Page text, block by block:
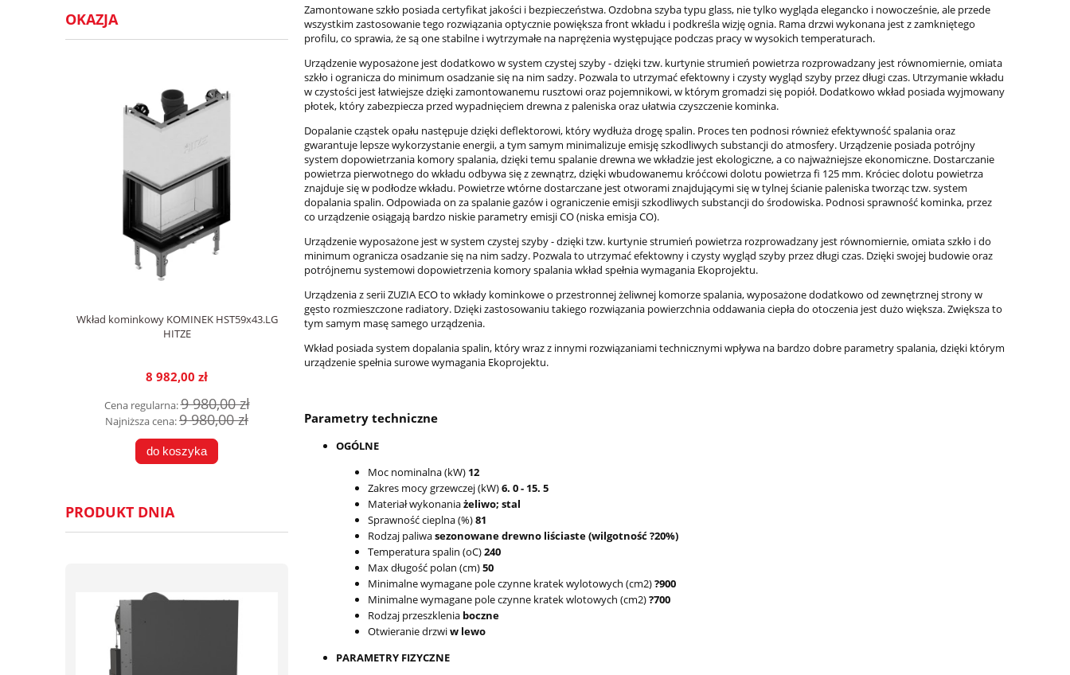
OKAZJA
Wkład kominkowy KOMINEK HST59x43.LG
HITZE
8 982,00 zł
Cena regularna:9 980,00 zł
Najniższa cena:9 980,00 zł
do koszyka
PRODUKT DNIA
Zamontowane szkło posiada certyfikat jakości i bezpieczeństwa. Ozdobna szyba typu glass, nie tylko wygląda elegancko i nowocześnie, ale przede
wszystkim zastosowanie tego rozwiązania optycznie powiększa front wkładu i podkreśla wizję ognia. Rama drzwi wykonana jest z zamkniętego
profilu, co sprawia, że są one stabilne i wytrzymałe na naprężenia występujące podczas pracy w wysokich temperaturach.
Urządzenie wyposażone jest dodatkowo w system czystej szyby - dzięki tzw. kurtynie strumień powietrza rozprowadzany jest równomiernie, omiata
szkło i ogranicza do minimum osadzanie się na nim sadzy. Pozwala to utrzymać efektowny i czysty wygląd szyby przez długi czas. Utrzymanie wkładu
w czystości jest łatwiejsze dzięki zamontowanemu rusztowi oraz pojemnikowi, w którym gromadzi się popiół. Dodatkowo wkład posiada wyjmowany
płotek, który zabezpiecza przed wypadnięciem drewna z paleniska oraz ułatwia czyszczenie kominka.
Dopalanie cząstek opału następuje dzięki deflektorowi, który wydłuża drogę spalin. Proces ten podnosi również efektywność spalania oraz
gwarantuje lepsze wykorzystanie energii, a tym samym minimalizuje emisję szkodliwych substancji do atmosfery. Urządzenie posiada potrójny
system dopowietrzania komory spalania, dzięki temu spalanie drewna we wkładzie jest ekologiczne, a co najważniejsze ekonomiczne. Dostarczanie
powietrza pierwotnego do wkładu odbywa się z zewnątrz, dzięki wbudowanemu króćcowi dolotu powietrza fi 125 mm. Króciec dolotu powietrza
znajduje się w podłodze wkładu. Powietrze wtórne dostarczane jest otworami znajdującymi się w tylnej ścianie paleniska tworząc tzw. system
dopalania spalin. Odpowiada on za spalanie gazów i ograniczenie emisji szkodliwych substancji do środowiska. Podnosi sprawność kominka, przez
co urządzenie osiągają bardzo niskie parametry emisji CO (niska emisja CO).
Urządzenie wyposażone jest w system czystej szyby - dzięki tzw. kurtynie strumień powietrza rozprowadzany jest równomiernie, omiata szkło i do
minimum ogranicza osadzanie się na nim sadzy. Pozwala to utrzymać efektowny i czysty wygląd szyby przez długi czas. Dzięki swojej budowie oraz
potrójnemu systemowi dopowietrzenia komory spalania wkład spełnia wymagania Ekoprojektu.
Urządzenia z serii ZUZIA ECO to wkłady kominkowe o przestronnej żeliwnej komorze spalania, wyposażone dodatkowo od zewnętrznej strony w
gęsto rozmieszczone radiatory. Dzięki zastosowaniu takiego rozwiązania powierzchnia oddawania ciepła do otoczenia jest dużo większa. Zwiększa to
tym samym masę samego urządzenia.
Wkład posiada system dopalania spalin, który wraz z innymi rozwiązaniami technicznymi wpływa na bardzo dobre parametry spalania, dzięki którym
urządzenie spełnia surowe wymagania Ekoprojektu.
Parametry techniczne
OGÓLNE
Moc nominalna (kW) 12
Zakres mocy grzewczej (kW)6. 0 - 15. 5
Materiał wykonaniażeliwo; stal
Sprawność cieplna (%)81
Rodzaj paliwasezonowane drewno liściaste (wilgotność ?20%)
Temperatura spalin (oC)240
Max długość polan (cm)50
Minimalne wymagane pole czynne kratek wylotowych (cm2)?900
Minimalne wymagane pole czynne kratek wlotowych (cm2)?700
Rodzaj przeszklenia boczne
Otwieranie drzwiw lewo
PARAMETRY FIZYCZNE